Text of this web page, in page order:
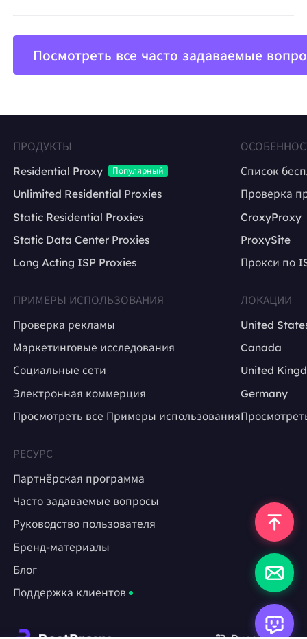
Посмотреть все часто задаваемые
ПРОДУКТЫ
Residential Proxy
Популярный
Unlimited Residential Proxies
Static Residential Proxies
Static Data Center Proxies
Long Acting ISP Proxies
Список
Проверка
CroxyProxy
ProxySite
Прокси по
ПРИМЕРЫ ИСПОЛЬЗОВАНИЯ
Проверка рекламы
Маркетинговые исследования
Социальные сети
Электронная коммерция
Просмотреть все Примеры использования
ЛОКАЦИИ
United
Canada
United
Germany
РЕСУРС
Партнёрская программа
Часто задаваемые вопросы
Руководство пользователя
Бренд-материалы
Блог
Поддержка клиентов